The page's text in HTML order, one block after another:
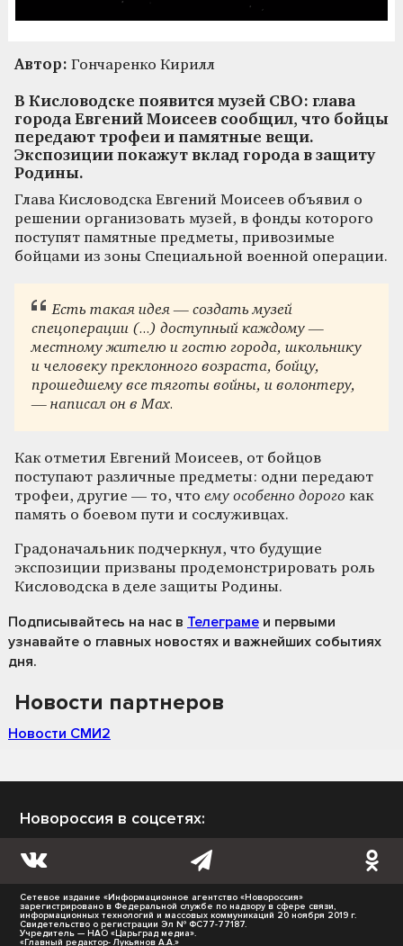
Автор: Гончаренко Кирилл
В Кисловодске появится музей СВО: глава
города Евгений Моисеев сообщил, что бойцы
передают трофеи и памятные вещи.
Экспозиции покажут вклад города в защиту
Родины.
Глава Кисловодска Евгений Моисеев объявил о
решении организовать музей, в фонды которого
поступят памятные предметы, привозимые
бойцами из зоны Специальной военной операции.
Есть такая идея — создать музей
спецоперации (...) доступный каждому —
местному жителю и гостю города, школьнику
и человеку преклонного возраста, бойцу,
прошедшему все тяготы войны, и волонтеру,
— написал он в Max.
Как отметил Евгений Моисеев, от бойцов
поступают различные предметы: одни передают
трофеи, другие — то, что ему особенно дорого как
память о боевом пути и сослуживцах.
Градоначальник подчеркнул, что будущие
экспозиции призваны продемонстрировать роль
Кисловодска в деле защиты Родины.
Подписывайтесь на нас в Телеграме и первыми
узнавайте о главных новостях и важнейших событиях
дня.
Новости партнеров
Новости СМИ2
Новороссия в соцсетях:
Сетевое издание «Информационное агентство «Новороссия»
зарегистрировано в Федеральной службе по надзору в сфере связи,
информационных технологий и массовых коммуникаций 20 ноября 2019 г.
Свидетельство о регистрации Эл № ФС77-77187.
Учредитель — НАО «Царьград медиа».
«Главный редактор- Лукьянов А.А.»